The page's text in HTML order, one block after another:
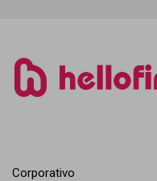
Corporativo